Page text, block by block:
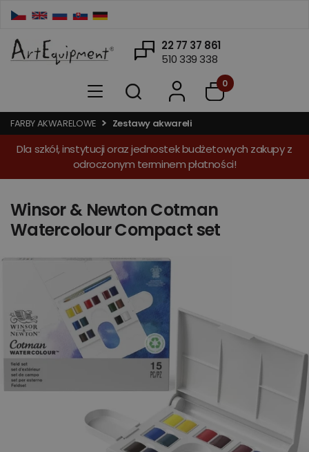
22 77 37 861
510 339 338
0
FARBY AKWARELOWE Zestawy akwareli
Dla szkół, instytucji oraz jednostek budżetowych zakupy z
odroczonym terminem płatności!
Winsor & Newton Cotman
Watercolour Compact set